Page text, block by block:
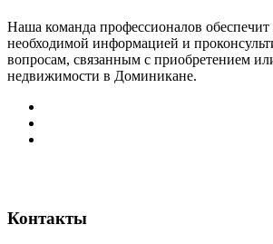
Наша команда профессионалов обеспечит
необходимой информацией и
вопросам, связанным с приобретением
недвижимости в Доминикане.
Контакты